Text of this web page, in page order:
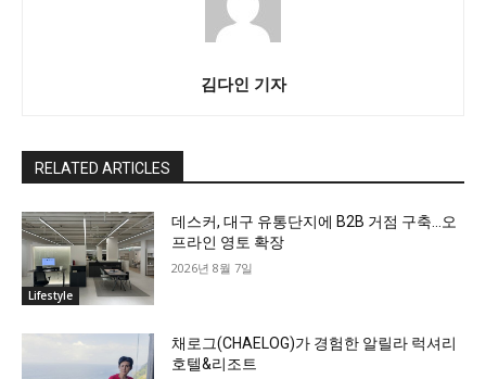
김다인 기자
RELATED ARTICLES
Lifestyle
데스커, 대구 유통단지에 B2B 거점 구축…오
프라인 영토 확장
2026년 8월 7일
채로그(CHAELOG)가 경험한 알릴라 럭셔리
호텔&리조트